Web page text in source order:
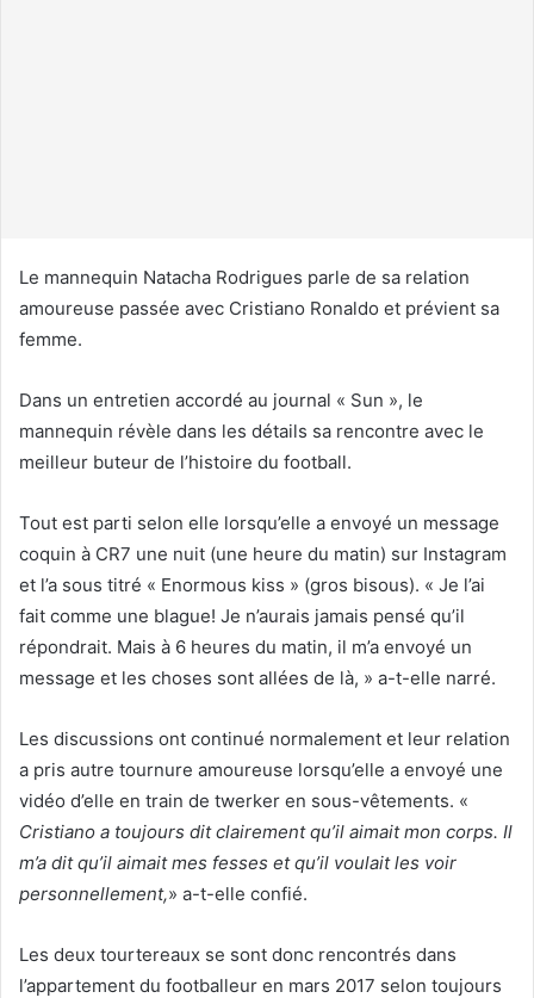
e
Le mannequin Natacha Rodrigues parle de sa relation
amoureuse passée avec Cristiano Ronaldo et prévient sa
femme.
Dans un entretien accordé au journal « Sun », le
mannequin révèle dans les détails sa rencontre avec le
meilleur buteur de l’histoire du football.
Tout est parti selon elle lorsqu’elle a envoyé un message
coquin à CR7 une nuit (une heure du matin) sur Instagram
et l’a sous titré « Enormous kiss » (gros bisous). « Je l’ai
fait comme une blague! Je n’aurais jamais pensé qu’il
répondrait. Mais à 6 heures du matin, il m’a envoyé un
message et les choses sont allées de là, » a-t-elle narré.
Les discussions ont continué normalement et leur relation
a pris autre tournure amoureuse lorsqu’elle a envoyé une
vidéo d’elle en train de twerker en sous-vêtements. «
Cristiano a toujours dit clairement qu’il aimait mon corps. Il
m’a dit qu’il aimait mes fesses et qu’il voulait les voir
personnellement,» a-t-elle confié.
Les deux tourtereaux se sont donc rencontrés dans
l’appartement du footballeur en mars 2017 selon toujours